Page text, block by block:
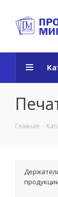
Главная -